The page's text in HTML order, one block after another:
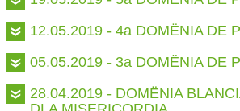
12.05.2019 - 4a DOMËNIA DE
05.05.2019 - 3a DOMËNIA DE
28.04.2019 - DOMËNIA